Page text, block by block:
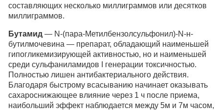
составляющих несколько миллиграммов или десятков
миллиграммов.
Бутамид — N-(пара-Метилбензолсульфонил)-N-н-
бутилмочевина — препарат, обладающий наименьшей
гипогликемизирующей активностью, но и наименьшей
среди сульфаниламидов I генерации токсичностью.
Полностью лишен антибактериального действия.
Благодаря быстрому всасыванию начинает оказывать
сахароснижающее влияние через 1 ч после приема,
наибольший эффект наблюдается между 5м и 7м часом,